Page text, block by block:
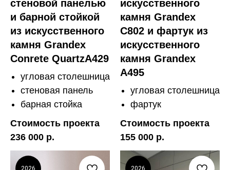
стеновой панелью
и барной стойкой
из искусственного
камня Grandex
Conrete QuartzA429
угловая столешница
стеновая панель
барная стойка
Стоимость проекта
236 000 р.
искусственного
камня Grandex
C802 и фартук из
искусственного
камня Grandex
A495
угловая столешница
фартук
Стоимость проекта
155 000 р.
2026 2026